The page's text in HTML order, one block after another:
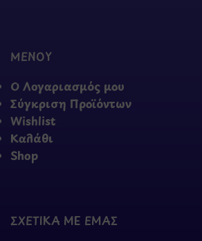
ΜΕΝΟΥ
Ο Λογαριασμός μου
Σύγκριση Προϊόντων
Wishlist
Καλάθι
Shop
ΣΧΕΤΙΚΑ ΜΕ ΕΜΑΣ